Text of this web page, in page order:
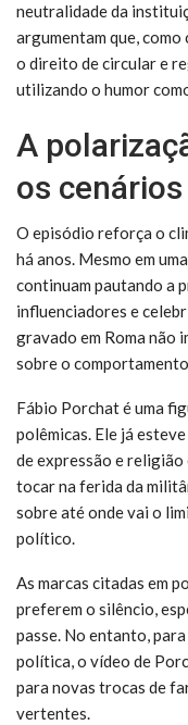
neutralidade da
argumentam que,
o direito de circular e
utilizando o humor
A
os cenários
O episódio reforça o
há anos. Mesmo em
continuam pautando a
influenciadores e
gravado em Roma não
sobre o
Fábio Porchat é uma
polêmicas. Ele já
de expressão e religião
tocar na ferida da
sobre até onde vai o
político.
As marcas citadas em
preferem o silêncio,
passe. No entanto,
política, o vídeo de
para novas trocas de
vertentes.